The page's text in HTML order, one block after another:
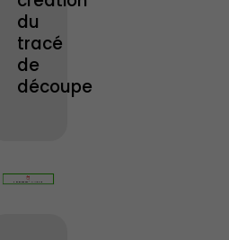
du
tracé
de
découpe